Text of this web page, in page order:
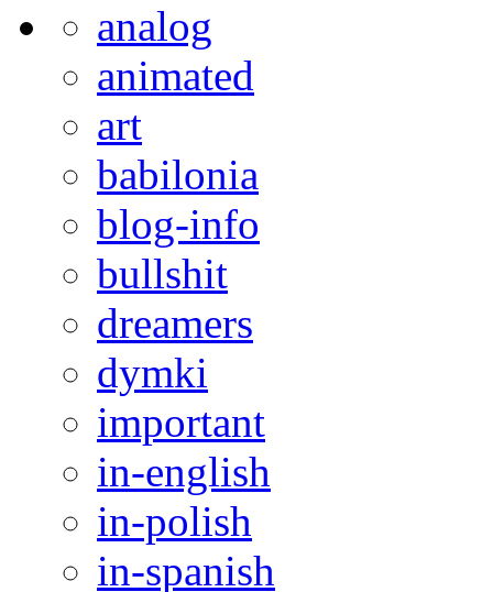
analog
animated
art
babilonia
blog-info
bullshit
dreamers
dymki
important
in-english
in-polish
in-spanish